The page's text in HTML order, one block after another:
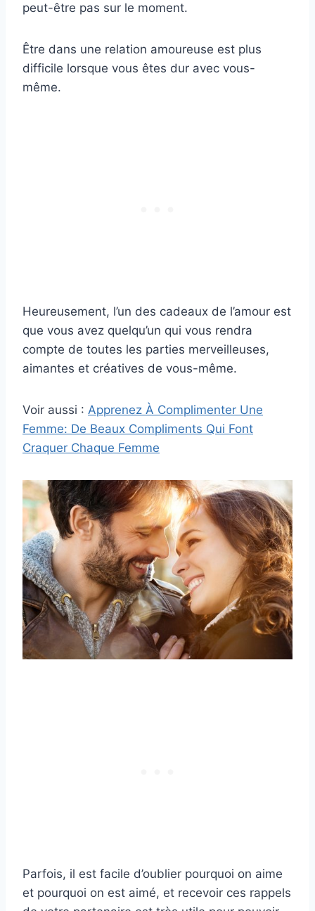
peut-être pas sur le moment.
Être dans une relation amoureuse est plus
difficile lorsque vous êtes dur avec vous-
même.
Heureusement, l’un des cadeaux de l’amour est
que vous avez quelqu’un qui vous rendra
compte de toutes les parties merveilleuses,
aimantes et créatives de vous-même.
Voir aussi : Apprenez À Complimenter Une
Femme: De Beaux Compliments Qui Font
Craquer Chaque Femme
Parfois, il est facile d’oublier pourquoi on aime
et pourquoi on est aimé, et recevoir ces rappels